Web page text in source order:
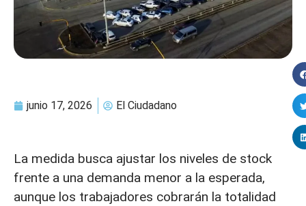
junio 17, 2026 El Ciudadano
La medida busca ajustar los niveles de stock
frente a una demanda menor a la esperada,
aunque los trabajadores cobrarán la totalidad